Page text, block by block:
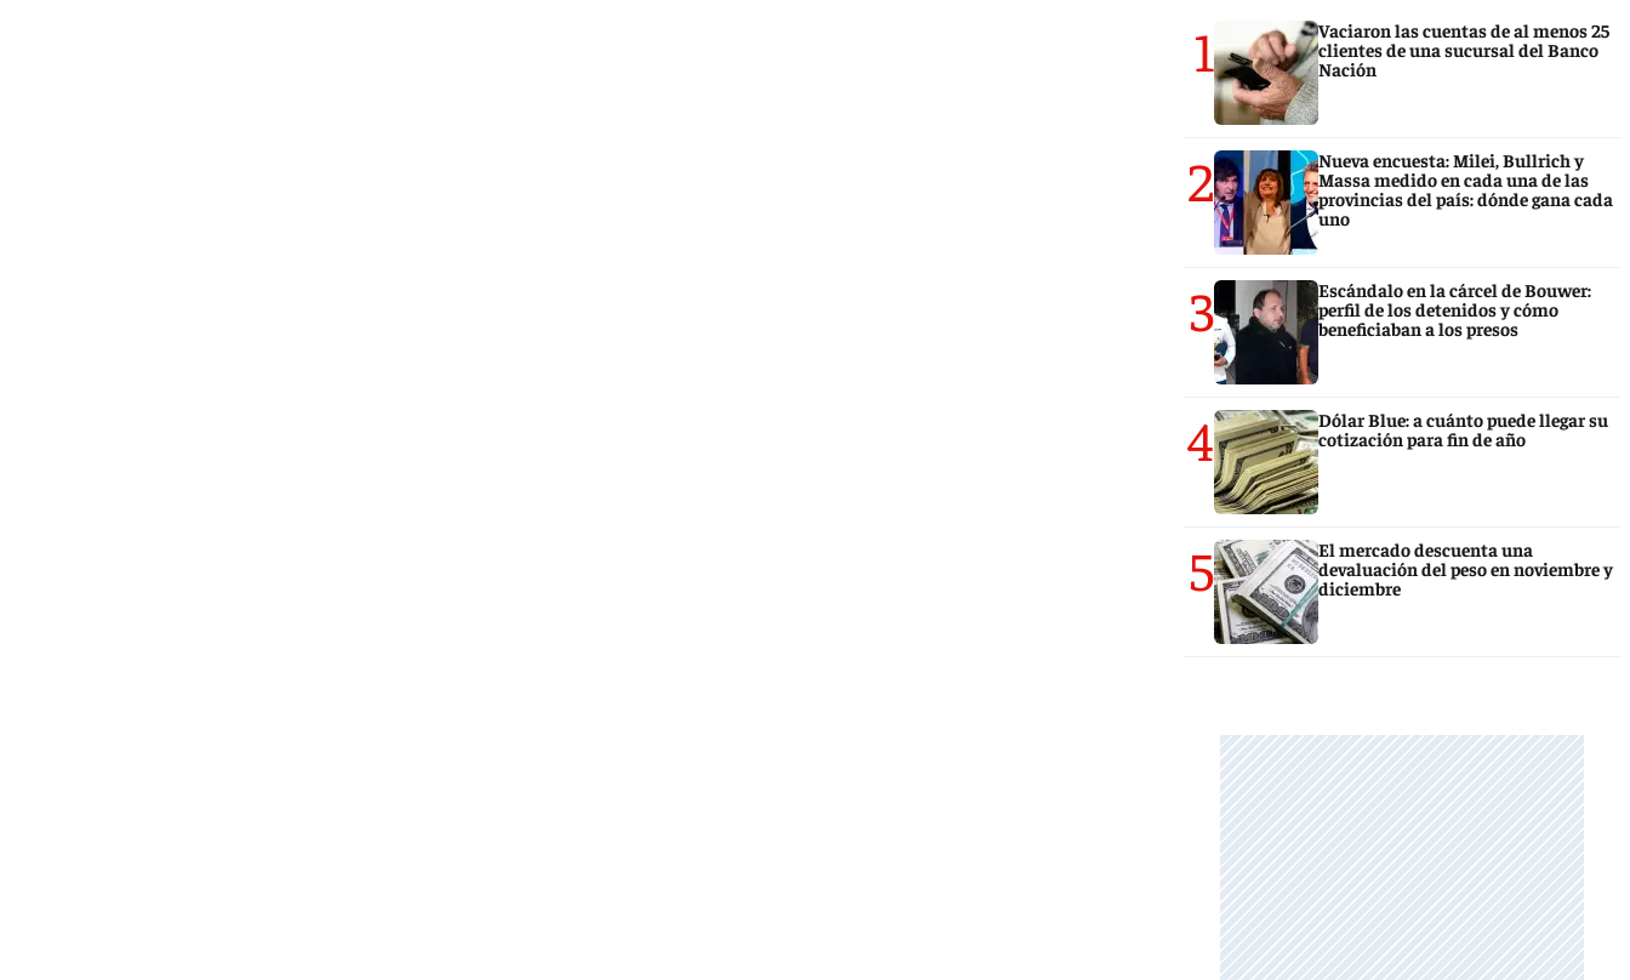
1
Vaciaron las cuentas de al menos 25
clientes de una sucursal del Banco
Nación
2
Nueva encuesta: Milei, Bullrich y
Massa medido en cada una de las
provincias del país: dónde gana cada
uno
3
Escándalo en la cárcel de Bouwer:
perfil de los detenidos y cómo
beneficiaban a los presos
4
Dólar Blue: a cuánto puede llegar su
cotización para fin de año
5
El mercado descuenta una
devaluación del peso en noviembre y
diciembre